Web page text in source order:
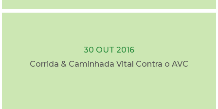
30 OUT 2016
Corrida & Caminhada Vital Contra o AVC